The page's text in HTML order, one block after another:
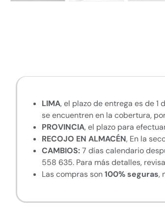
LIMA, el plazo de entrega es de
se encuentren en la cobertura,
PROVINCIA, el plazo para
RECOJO EN ALMACÉN, En la
CAMBIOS:7 días calendario
558 635. Para más detalles,
Las compras son100% seguras,